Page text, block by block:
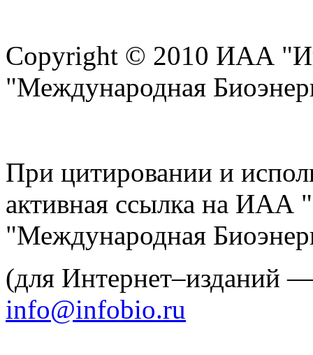
Copyright © 2010 ИАА
"Международная
При цитировании и
активная ссылка на
"Международная
(для Интернет–изданий
info@infobio.ru